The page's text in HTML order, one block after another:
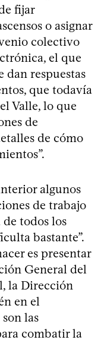
fijar
o asignar
colectivo
el que
dan respuestas
que todavía
Valle, lo que
de
de cómo
algunos
de trabajo
de todos los
bastante”.
es presentar
General del
la Dirección
en el
las
combatir la